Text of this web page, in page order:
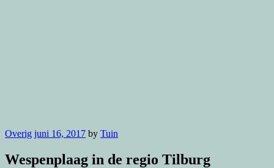
Overig juni 16, 2017 by Tuin
Wespenplaag in de regio Tilburg